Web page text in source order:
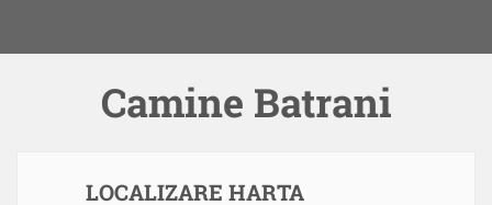
Camine Batrani
LOCALIZARE HARTA